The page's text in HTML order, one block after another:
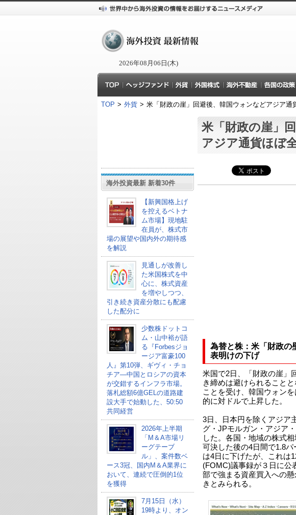
2026年08月06日(木)
TOP > 外貨 > 米「財政の崖」回避後、韓国ウォンなどアジア通
海外投資最新 新着30件
【新興国格上げ
を控えるベトナ
ム市場】現地駐
在員が、株式市
場の展望や国内外の期待感
を解説
見通しが改善し
た米国株式を中
心に、株式資産
を増やしつつ、
引き続き資産分散にも配慮
した配分に
少数株ドットコ
ム・山中裕が語
る『Forbesジョ
ージア富豪100
人』第10弾、ギヴィ・チョ
チア―中国とロシアの資本
が交錯するインフラ市場。
落札総額6億GELの道路建
設大手で始動した、50:50
共同経営
2026年上半期
「M＆A市場リ
ーグテーブ
ル」、案件数ベ
ース3冠、国内M＆A業界に
おいて、連続で圧倒的1位
を獲得
7月15日（水）
19時より、オン
米「財政の崖」
アジア通貨ほぼ
為替と株：米「財政の
表明けの下げ
米国で2日、「財政の崖」
き締めは避けられること
ことを受け、韓国ウォン
的に対ドルで上昇した。
3日、日本円を除くアジア
グ・JPモルガン・アジア
した。各国・地域の株式
可決した後の4日間で1.8
は4日に下げたが、これは
(FOMC)議事録が３日に公
部で強まる資産買入への
きとみられる。